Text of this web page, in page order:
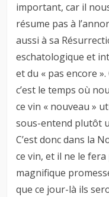
important, car il
résume pas à
aussi à sa
eschatologique et
et du « pas encore
c’est le temps où
ce vin « nouveau »
sous-entend plutôt
C’est donc dans la
ce vin, et il ne le
magnifique
que ce jour-là ils